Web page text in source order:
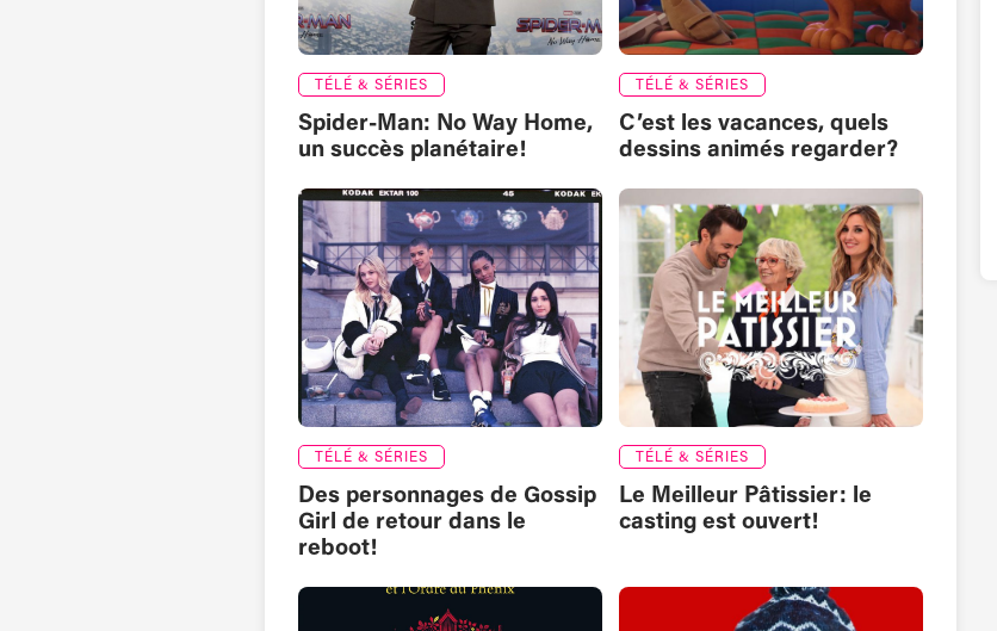
TÉLÉ & SÉRIES
Spider-Man: No Way Home,
un succès planétaire!
TÉLÉ & SÉRIES
C’est les vacances, quels
dessins animés regarder?
TÉLÉ & SÉRIES
Des personnages de Gossip
Girl de retour dans le
reboot!
TÉLÉ & SÉRIES
Le Meilleur Pâtissier: le
casting est ouvert!